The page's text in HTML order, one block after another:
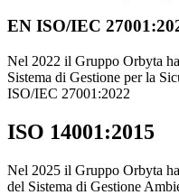
EN ISO/IEC
Nel 2022 il Gruppo Orbyta
Sistema di Gestione per la
ISO/IEC 27001:2022
ISO 14001:2015
Nel 2025 il Gruppo Orbyta
del Sistema di Gestione